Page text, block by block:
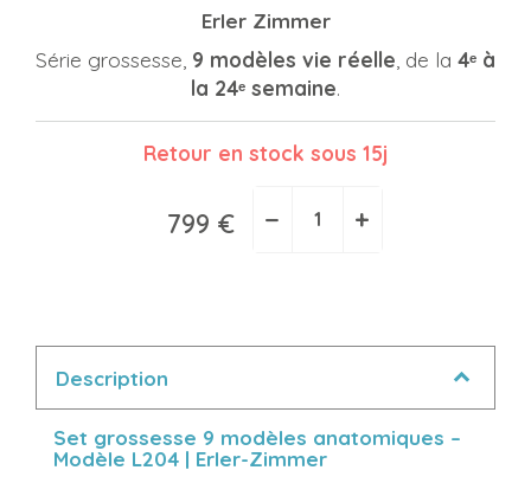
Erler Zimmer
Série grossesse, 9 modèles vie réelle , de la 4ᵉ à
la 24ᵉ semaine.
Retour en stock sous 15j
799 € − +
Description
Set grossesse 9 modèles anatomiques –
Modèle L204 | Erler-Zimmer